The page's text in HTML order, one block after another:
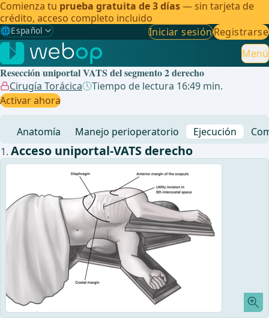
Comienza tu prueba gratuita de 3 días— sin tarjeta de
crédito, acceso completo incluido
🌐Español
Gewählte Sprache: Español
🇩🇪 Alemán
🇬🇧Inglés
🇪🇸Español
🇧🇷Brasileño
Iniciar sesiónRegistrarse
Menú
Resección uniportal VATS del segmento 2 derecho
Cirugía Torácica
Tiempo de lectura 16:49 min.
Activar ahora
Anatomía Manejo perioperatorio Ejecución
Acceso uniportal-VATS derecho